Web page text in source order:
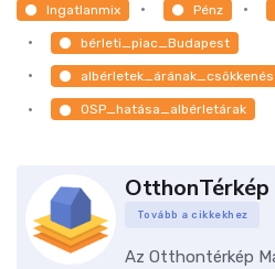
Ingatlanmix Pénz
bérleti_piac_Budapest
OSP_hatása_albérletárak
Tovább a cikkekhez
Az Otthontérkép